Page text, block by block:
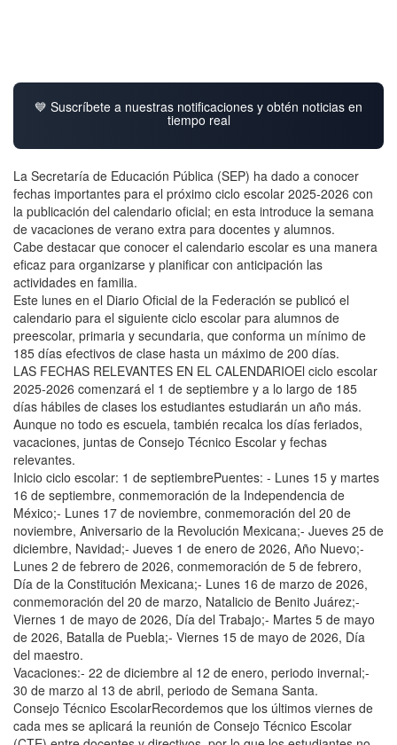
💙 Suscríbete a nuestras notificaciones y obtén noticias en
tiempo real
La Secretaría de Educación Pública (SEP) ha dado a conocer
fechas importantes para el próximo ciclo escolar 2025-2026 con
la publicación del calendario oficial; en esta introduce la semana
de vacaciones de verano extra para docentes y alumnos.
Cabe destacar que conocer el calendario escolar es una manera
eficaz para organizarse y planificar con anticipación las
actividades en familia.
Este lunes en el Diario Oficial de la Federación se publicó el
calendario para el siguiente ciclo escolar para alumnos de
preescolar, primaria y secundaria, que conforma un mínimo de
185 días efectivos de clase hasta un máximo de 200 días.
LAS FECHAS RELEVANTES EN EL CALENDARIOEl ciclo escolar
2025-2026 comenzará el 1 de septiembre y a lo largo de 185
días hábiles de clases los estudiantes estudiarán un año más.
Aunque no todo es escuela, también recalca los días feriados,
vacaciones, juntas de Consejo Técnico Escolar y fechas
relevantes.
Inicio ciclo escolar: 1 de septiembrePuentes: - Lunes 15 y martes
16 de septiembre, conmemoración de la Independencia de
México;- Lunes 17 de noviembre, conmemoración del 20 de
noviembre, Aniversario de la Revolución Mexicana;- Jueves 25 de
diciembre, Navidad;- Jueves 1 de enero de 2026, Año Nuevo;-
Lunes 2 de febrero de 2026, conmemoración de 5 de febrero,
Día de la Constitución Mexicana;- Lunes 16 de marzo de 2026,
conmemoración del 20 de marzo, Natalicio de Benito Juárez;-
Viernes 1 de mayo de 2026, Día del Trabajo;- Martes 5 de mayo
de 2026, Batalla de Puebla;- Viernes 15 de mayo de 2026, Día
del maestro.
Vacaciones:- 22 de diciembre al 12 de enero, periodo invernal;-
30 de marzo al 13 de abril, periodo de Semana Santa.
Consejo Técnico EscolarRecordemos que los últimos viernes de
cada mes se aplicará la reunión de Consejo Técnico Escolar